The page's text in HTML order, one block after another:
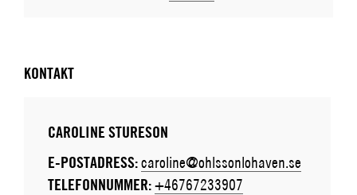
KONTAKT
CAROLINE STURESON
E-POSTADRESS:caroline@ohlssonlohaven.se
TELEFONNUMMER:+46767233907